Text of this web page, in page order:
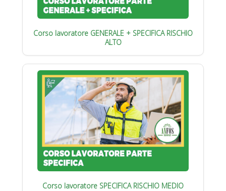
Corso lavoratore GENERALE + SPECIFICA RISCHIO
ALTO
Corso lavoratore SPECIFICA RISCHIO MEDIO